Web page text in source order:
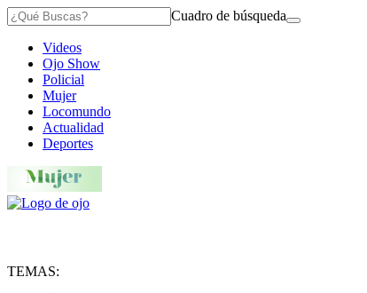
Cuadro de búsqueda
Videos
Ojo Show
Policial
Mujer
Locomundo
Actualidad
Deportes
TEMAS: